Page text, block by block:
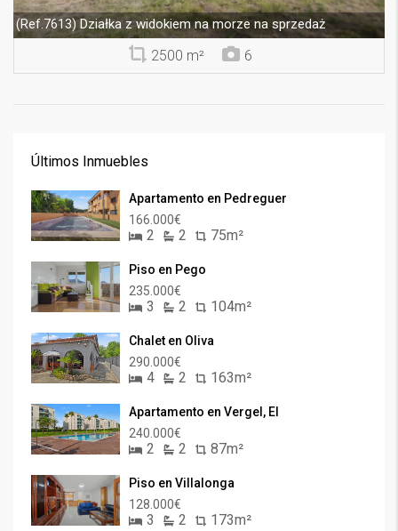
(Ref.7613)Działka z widokiem na morze na sprzedaż
2500 m² 6
Últimos Inmuebles
Apartamento en Pedreguer
166.000€
2 2 75m²
Piso en Pego
235.000€
3 2 104m²
Chalet en Oliva
290.000€
4 2 163m²
Apartamento en Vergel, El
240.000€
2 2 87m²
Piso en Villalonga
128.000€
3 2 173m²